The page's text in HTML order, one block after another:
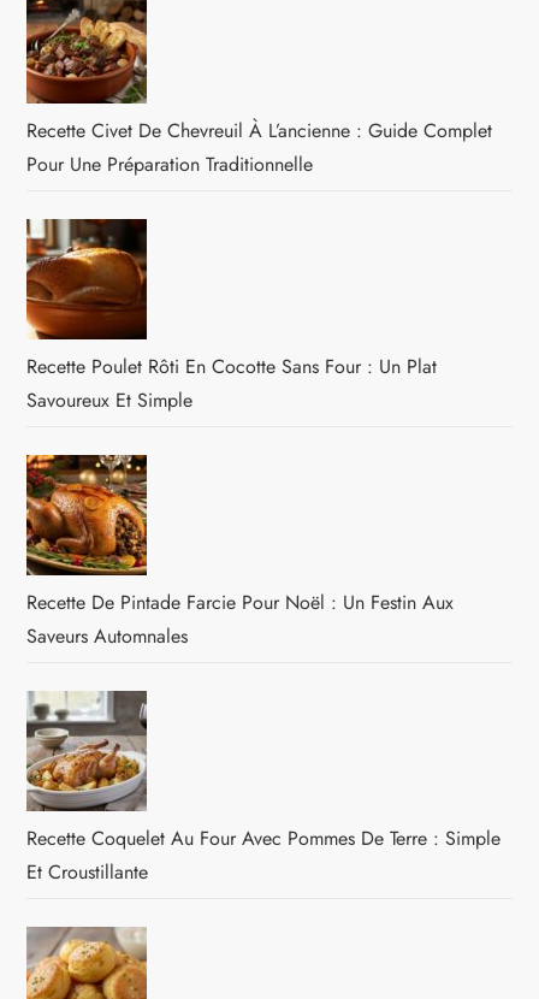
Recette Civet De Chevreuil À L’ancienne : Guide Complet
Pour Une Préparation Traditionnelle
Recette Poulet Rôti En Cocotte Sans Four : Un Plat
Savoureux Et Simple
Recette De Pintade Farcie Pour Noël : Un Festin Aux
Saveurs Automnales
Recette Coquelet Au Four Avec Pommes De Terre : Simple
Et Croustillante